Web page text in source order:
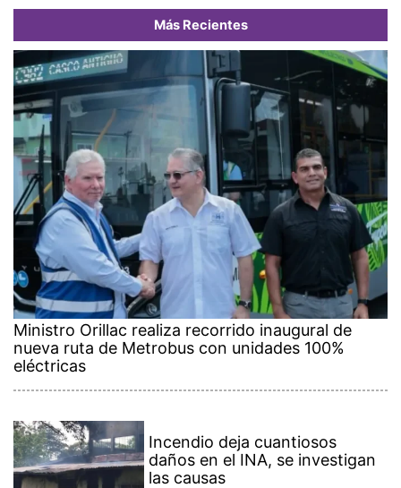
Más Recientes
Ministro Orillac realiza recorrido inaugural de
nueva ruta de Metrobus con unidades 100%
eléctricas
Incendio deja cuantiosos
daños en el INA, se investigan
las causas